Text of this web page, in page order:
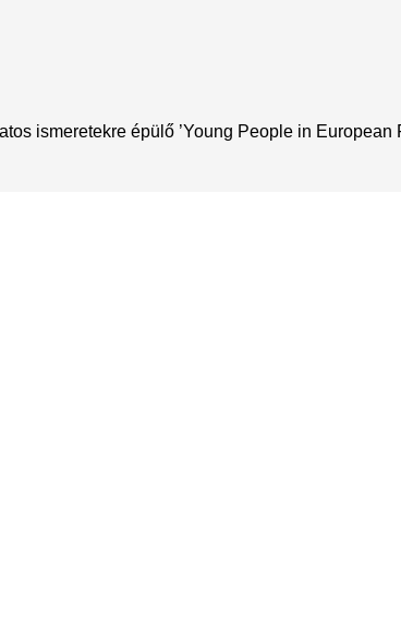
ismeretekre épülő ’Young People in European